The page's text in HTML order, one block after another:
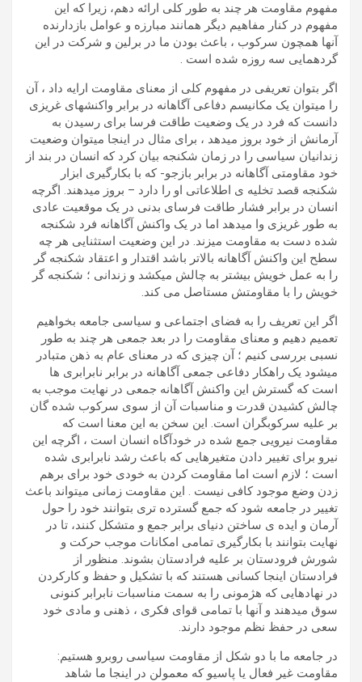
مفهوم مقاومت هر چند به طور کلی ارائه دهم، زیرا که این
مفهوم در کنار مفاهیم دیگر همانند مبارزه و عوامل بازدارنده
آنها همچون سرکوب ، باعث بودن ما در برلین و شرکت در این
گردهمایی سه روزه شده است .
اگر بتوان تعریفی در مفهوم کلی از معنای مقاومت ارایه داد ، آن
را میتوان یک مکانیسم دفاعی آگاهانه در برابر واکنشهای غریزی
دانست که فرد در یک وضعیت طاقت فرسا برای رسیدن به
آرمانش از خود بروز میدهد ، برای مثال در اینجا میتوان وضعیت
زندانیان سیاسی را در زمان شکنجه بیان کرد که انسان در بند از
خود مقاومتی آگاهانه در برابر بازجو- که با بکارگیری ابزار
شکنجه قصد تخلیه ی اطلاعاتی او را دارد – بروز میدهند. اگرچه
انسان در برابر فشار طاقت فرسای بدنی در یک موقعیت عادی
به طور غریزی وا میدهد اما در یک واکنش آگاهانه فرد شکنجه
شده دست به مقاومت میزند. در این وضعیت استثنایی هر چه
سطح این واکنش آگاهانه بالاتر باشد اقتدار و اعتقاد شکنجه گر
را به عمل خویش بیشتر به چالش میکشد و زندانی ؛ شکنجه گر
خویش را با مقاومتش مستاصل می کند.
اگر این تعریف را به فضای اجتماعی و سیاسی جامعه بخواهیم
تعمیم دهیم و معنای مقاومت را در بعد جمعی هر چند به طور
نسبی بررسی کنیم ؛ آن چیزی که در معنای عام به ذهن متبادر
میشود یک راهکار دفاعی جمعی آگاهانه در برابر نابرابری ها
است که گسترش این واکنش آگاهانه جمعی در نهایت موجب به
چالش کشیدن قدرت و مناسبات آن از سوی سرکوب شده گان
بر علیه سرکوبگران است. این سخن به این معنا است که
مقاومت نیرویی جمع شده در خودآگاه انسان است ، اگرچه این
نیرو برای تغییر دادن متغیرهایی که باعث رشد نابرابری شده
است ؛ لازم است اما مقاومت کردن به خودی خود برای برهم
زدن وضع موجود کافی نیست . این مقاومت زمانی میتواند باعث
تغییر در جامعه شود که جمع گسترده تری بتوانند خود را حول
آرمان و ایده ی ساختن دنیای برابر جمع و متشکل کنند، تا در
نهایت بتوانند با بکارگیری تمامی امکانات موجب حرکت و
شورش فرودستان بر علیه فرادستان بشوند. منظور از
فرادستان اینجا کسانی هستند که با تشکیل و حفظ و کارکردن
در نهادهایی که هژمونی را به سمت مناسبات نابرابر کنونی
سوق میدهند و آنها با تمامی قوای فکری ، ذهنی و مادی خود
سعی در حفظ نظم موجود دارند.
در جامعه ما با دو شکل از مقاومت سیاسی روبرو هستیم:
مقاومت غیر فعال یا پاسیو که معمولن در اینجا ما شاهد